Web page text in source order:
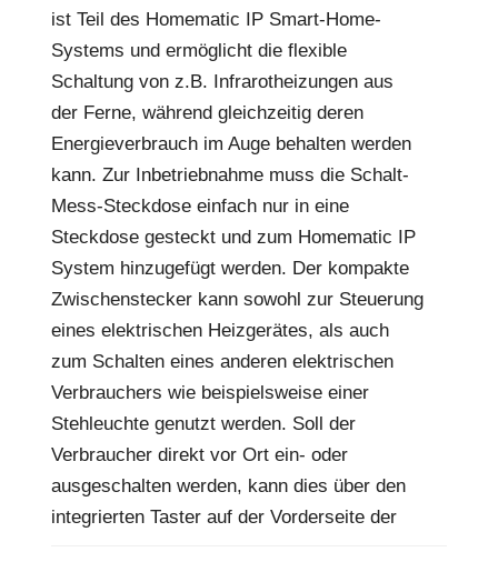
ist Teil des Homematic IP Smart-Home-
Systems und ermöglicht die flexible
Schaltung von z.B. Infrarotheizungen aus
der Ferne, während gleichzeitig deren
Energieverbrauch im Auge behalten werden
kann. Zur Inbetriebnahme muss die Schalt-
Mess-Steckdose einfach nur in eine
Steckdose gesteckt und zum Homematic IP
System hinzugefügt werden. Der kompakte
Zwischenstecker kann sowohl zur Steuerung
eines elektrischen Heizgerätes, als auch
zum Schalten eines anderen elektrischen
Verbrauchers wie beispielsweise einer
Stehleuchte genutzt werden. Soll der
Verbraucher direkt vor Ort ein- oder
ausgeschalten werden, kann dies über den
integrierten Taster auf der Vorderseite der